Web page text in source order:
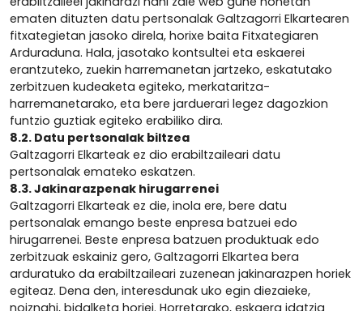
ematen dituzten datu pertsonalak Galtzagorri Elkartearen
fitxategietan jasoko direla, horixe baita Fitxategiaren
Arduraduna. Hala, jasotako kontsultei eta eskaerei
erantzuteko, zuekin harremanetan jartzeko, eskatutako
zerbitzuen kudeaketa egiteko, merkataritza-
harremanetarako, eta bere jarduerari legez dagozkion
funtzio guztiak egiteko erabiliko dira.
8.2. Datu pertsonalak biltzea
Galtzagorri Elkarteak ez dio erabiltzaileari datu
pertsonalak emateko eskatzen.
8.3. Jakinarazpenak hirugarrenei
Galtzagorri Elkarteak ez die, inola ere, bere datu
pertsonalak emango beste enpresa batzuei edo
hirugarrenei. Beste enpresa batzuen produktuak edo
zerbitzuak eskainiz gero, Galtzagorri Elkartea bera
arduratuko da erabiltzaileari zuzenean jakinarazpen horiek
egiteaz. Dena den, interesdunak uko egin diezaieke,
noiznahi, bidalketa horiei. Horretarako, eskaera idatzia